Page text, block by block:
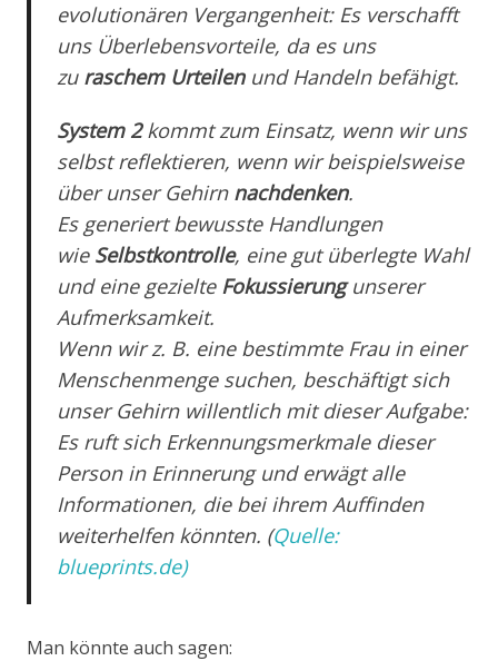
evolutionären Vergangenheit: Es verschafft
uns Überlebensvorteile, da es uns
zuraschem Urteilenund Handeln befähigt.
System 2kommt zum Einsatz, wenn wir uns
selbst reflektieren, wenn wir beispielsweise
über unser Gehirn nachdenken.
Es generiert bewusste Handlungen
wie Selbstkontrolle, eine gut überlegte Wahl
und eine gezielte Fokussierungunserer
Aufmerksamkeit.
Wenn wir z. B. eine bestimmte Frau in einer
Menschenmenge suchen, beschäftigt sich
unser Gehirn willentlich mit dieser Aufgabe:
Es ruft sich Erkennungsmerkmale dieser
Person in Erinnerung und erwägt alle
Informationen, die bei ihrem Auffinden
weiterhelfen könnten. (Quelle:
blueprints.de)
Man könnte auch sagen: